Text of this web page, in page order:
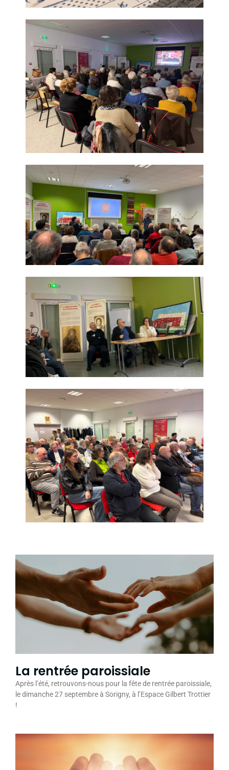
La rentrée paroissiale
Après l’été, retrouvons-nous pour la fête de rentrée paroissiale,
le dimanche 27 septembre à Sorigny, à l’Espace Gilbert Trottier
!